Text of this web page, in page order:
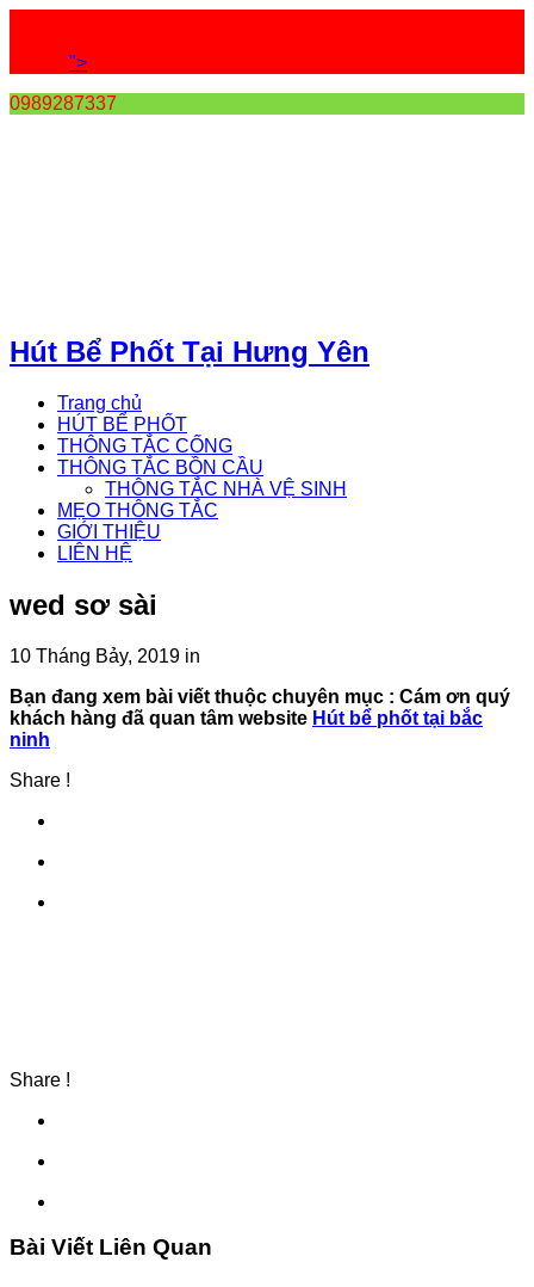
">
0989287337
Hút Bể Phốt Tại Hưng Yên
Trang chủ
HÚT BỂ PHỐT
THÔNG TẮC CỐNG
THÔNG TẮC BỒN CẦU
THÔNG TẮC NHÀ VỆ SINH
MẸO THÔNG TẮC
GIỚI THIỆU
LIÊN HỆ
wed sơ sài
10 Tháng Bảy, 2019 in
Bạn đang xem bài viết thuộc chuyên mục : Cám ơn quý
khách hàng đã quan tâm website Hút bể phốt tại bắc
ninh
Share !
Share !
Bài Viết Liên Quan